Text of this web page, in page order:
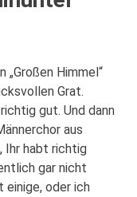
Himmel“
Grat.
gut. Und dann
aus
Ihr habt richtig
gar nicht
einige, oder ich